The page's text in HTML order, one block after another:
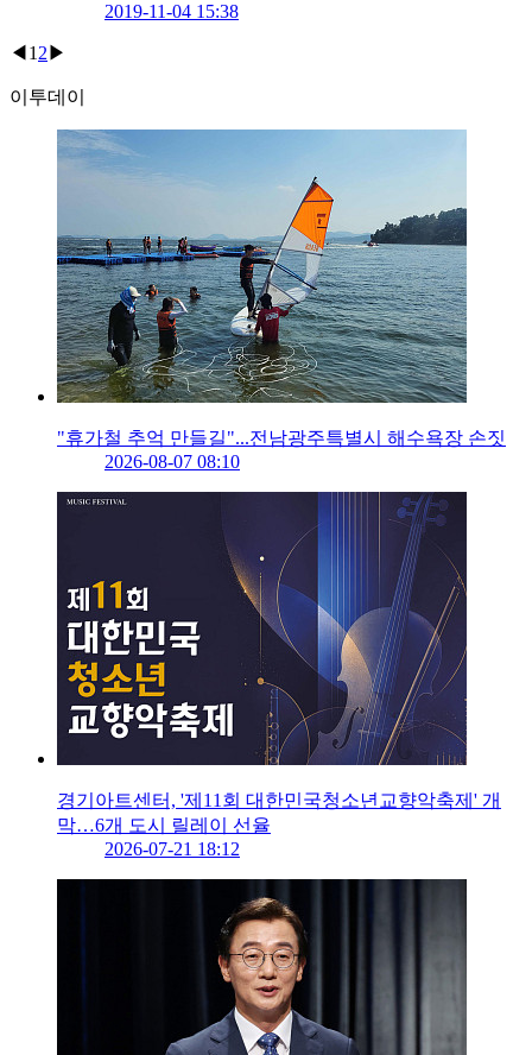
2019-11-04 15:38
◀ 1 2 ▶
이투데이
"휴가철 추억 만들길"...전남광주특별시 해수욕장 손짓
2026-08-07 08:10
경기아트센터, '제11회 대한민국청소년교향악축제' 개
막…6개 도시 릴레이 선율
2026-07-21 18:12